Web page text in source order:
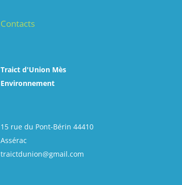
Contacts
Traict d'Union Mès
Environnement
15 rue du Pont-Bérin 44410
Assérac
traictdunion@gmail.com